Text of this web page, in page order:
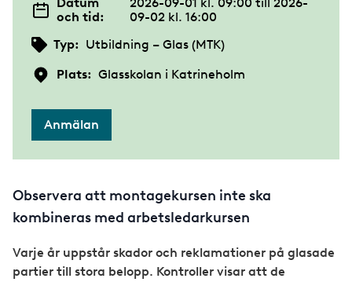
och tid:
09-02 kl. 16:00
Typ: Utbildning – Glas (MTK)
Plats: Glasskolan i Katrineholm
Anmälan
Observera att montagekursen inte ska
kombineras med arbetsledarkursen
Varje år uppstår skador och reklamationer på glasade
partier till stora belopp. Kontroller visar att de